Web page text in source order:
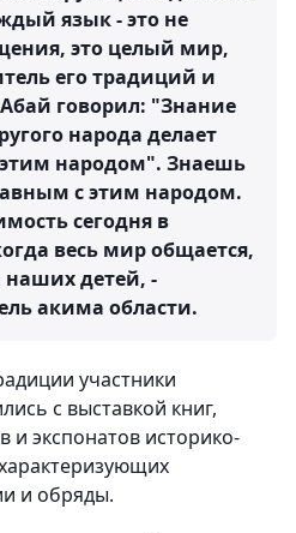
язык - это не
это целый мир,
его традиций и
говорил: "Знание
народа делает
народом". Знаешь
с этим народом.
сегодня в
весь мир общается,
наших детей, -
акима области.
участники
с выставкой книг,
и экспонатов историко-
и обряды.